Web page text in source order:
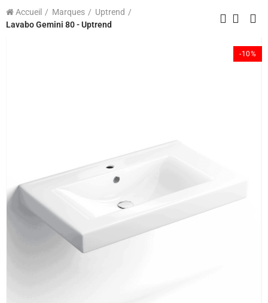
Accueil Marques
Uptrend
Lavabo Gemini 80 - Uptrend
-10%